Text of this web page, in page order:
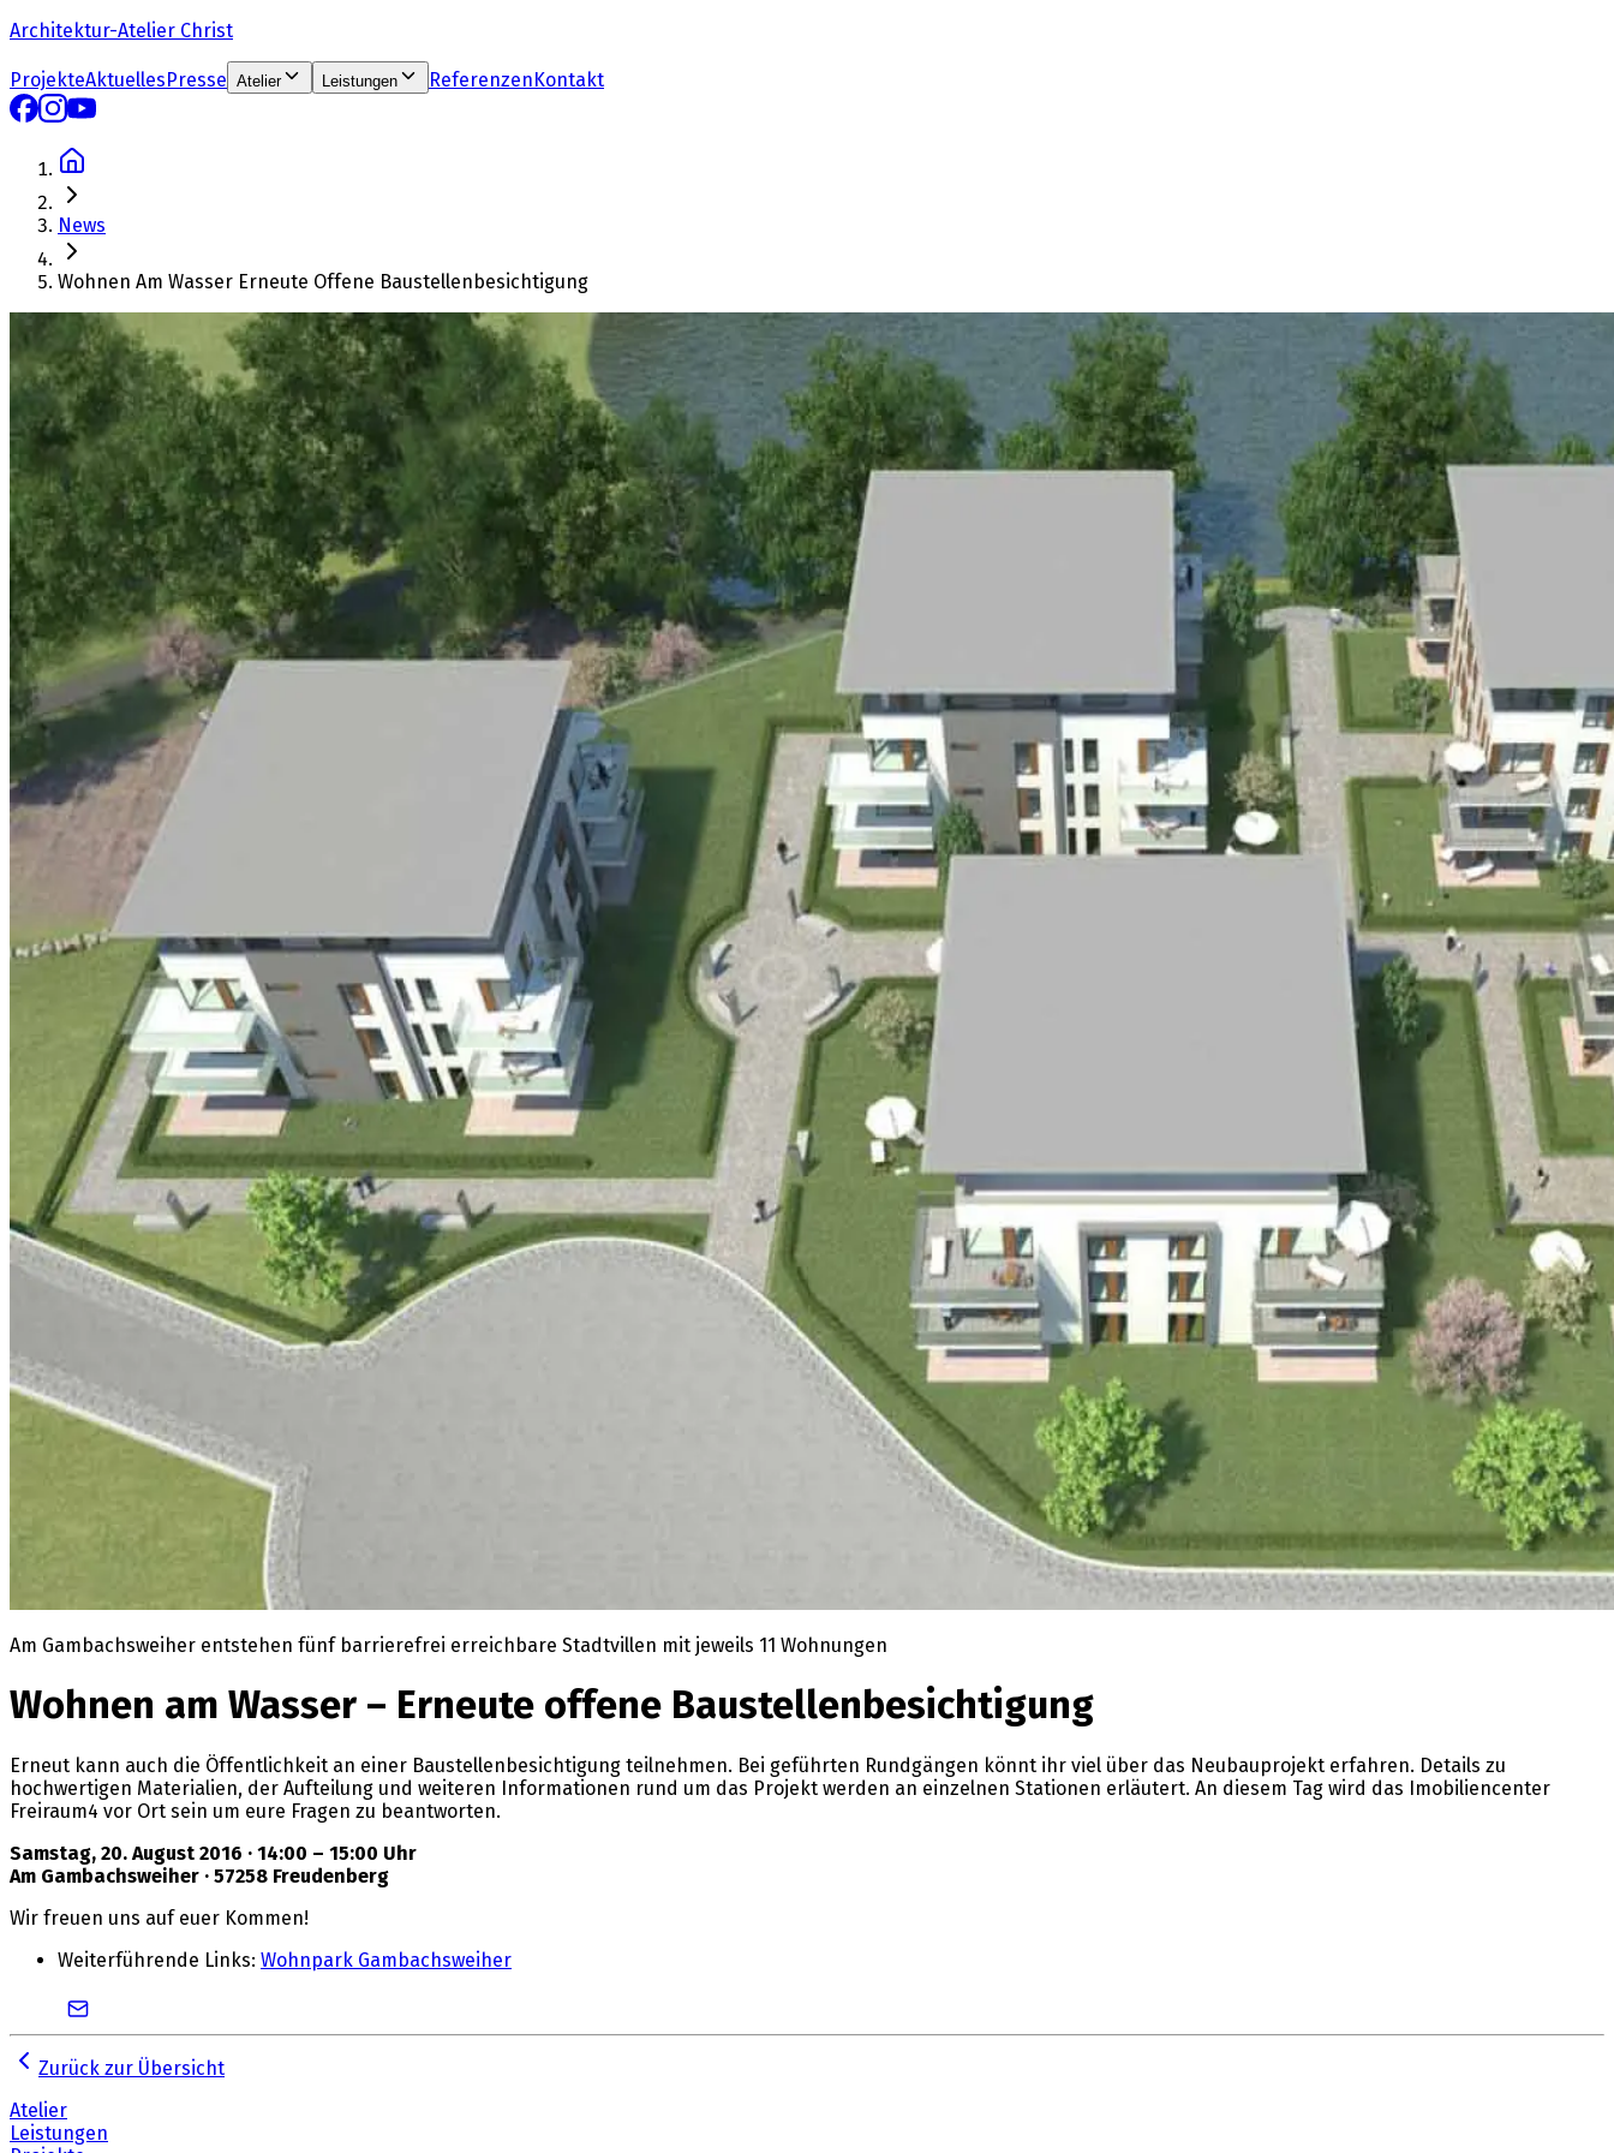
Architektur-Atelier Christ
ProjekteAktuellesPresse Atelier Leistungen ReferenzenKontakt
News
Wohnen Am Wasser Erneute Offene Baustellenbesichtigung
Am Gambachsweiher entstehen fünf barrierefrei erreichbare Stadtvillen mit jeweils 11 Wohnungen
Wohnen am Wasser – Erneute offene Baustellenbesichtigung
Erneut kann auch die Öffentlichkeit an einer Baustellenbesichtigung teilnehmen. Bei geführten Rundgängen könnt ihr viel über das Neubauprojekt erfahren. Details zu
hochwertigen Materialien, der Aufteilung und weiteren Informationen rund um das Projekt werden an einzelnen Stationen erläutert. An diesem Tag wird das Imobiliencenter
Freiraum4 vor Ort sein um eure Fragen zu beantworten.
Samstag, 20. August 2016 · 14:00 – 15:00 Uhr
Am Gambachsweiher · 57258 Freudenberg
Wir freuen uns auf euer Kommen!
Weiterführende Links: Wohnpark Gambachsweiher
Zurück zur Übersicht
Atelier
Leistungen